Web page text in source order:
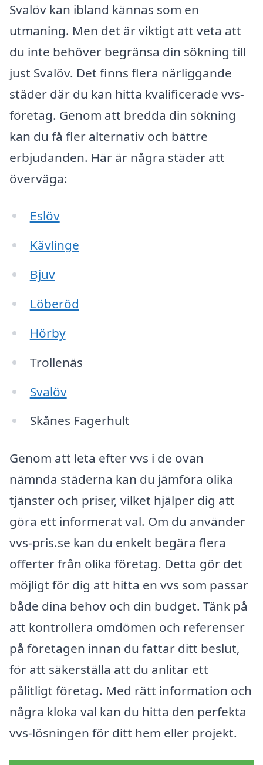
Svalöv kan ibland kännas som en
utmaning. Men det är viktigt att veta att
du inte behöver begränsa din sökning till
just Svalöv. Det finns flera närliggande
städer där du kan hitta kvalificerade vvs-
företag. Genom att bredda din sökning
kan du få fler alternativ och bättre
erbjudanden. Här är några städer att
överväga:
Eslöv
Kävlinge
Bjuv
Löberöd
Hörby
Trollenäs
Svalöv
Skånes Fagerhult
Genom att leta efter vvs i de ovan
nämnda städerna kan du jämföra olika
tjänster och priser, vilket hjälper dig att
göra ett informerat val. Om du använder
vvs-pris.se kan du enkelt begära flera
offerter från olika företag. Detta gör det
möjligt för dig att hitta en vvs som passar
både dina behov och din budget. Tänk på
att kontrollera omdömen och referenser
på företagen innan du fattar ditt beslut,
för att säkerställa att du anlitar ett
pålitligt företag. Med rätt information och
några kloka val kan du hitta den perfekta
vvs-lösningen för ditt hem eller projekt.